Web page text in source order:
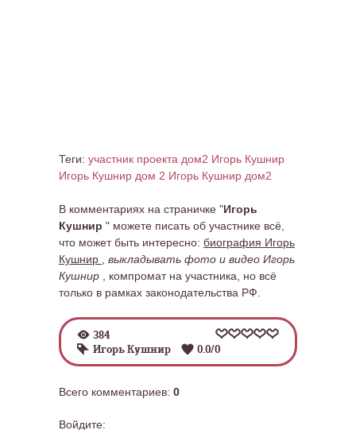
Теги: участник проекта дом2 Игорь Кушнир
Игорь Кушнир дом 2 Игорь Кушнир дом2
В комментариях на страничке "Игорь
Кушнир " можете писать об участнике всё,
что может быть интересно: биография Игорь
Кушнир
выкладывать фото и видео Игорь
Кушнир
, компромат на участника, но всё
только в рамках законодательства РФ.
384
Игорь Кушнир
0.0/0
Всего комментариев: 0
Войдите: